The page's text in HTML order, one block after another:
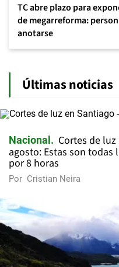
TC abre plazo para
de megarreforma:
anotarse
Últimas noticias
Nacional
Cortes de
agosto: Estas son todas
por 8 horas
Por Cristian Neira